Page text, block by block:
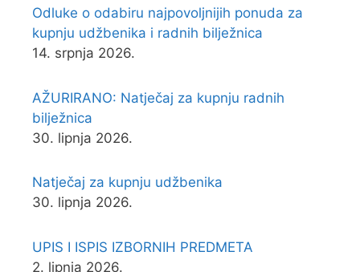
Odluke o odabiru najpovoljnijih ponuda za
kupnju udžbenika i radnih bilježnica
14. srpnja 2026.
AŽURIRANO: Natječaj za kupnju radnih
bilježnica
30. lipnja 2026.
Natječaj za kupnju udžbenika
30. lipnja 2026.
UPIS I ISPIS IZBORNIH PREDMETA
2. lipnja 2026.